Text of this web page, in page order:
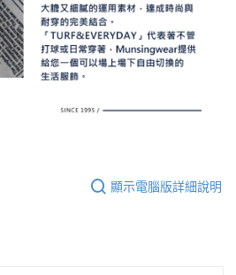
顯示電腦版詳細說明